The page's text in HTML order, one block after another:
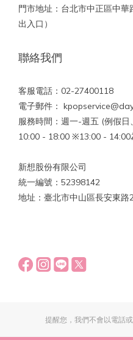
門市地址：台北市中正區中
出入口）
聯絡我們
客服電話：02-27400118
電子郵件：
服務時間：週一-週五 (例假日
10:00 - 18:00 ※13:00 - 14:00
新想股份有限公司
統一編號：52398142
地址：臺北市中山區長安東路
提醒您，我們不會以電話